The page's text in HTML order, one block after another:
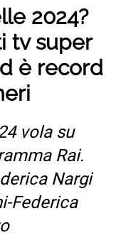
2024?
tv super
è record
vola su
Rai.
Nargi
Federica